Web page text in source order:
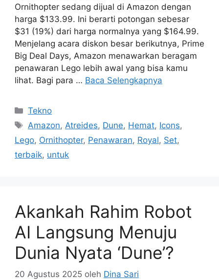
Ornithopter sedang dijual di Amazon dengan
harga $133.99. Ini berarti potongan sebesar
$31 (19%) dari harga normalnya yang $164.99.
Menjelang acara diskon besar berikutnya, Prime
Big Deal Days, Amazon menawarkan beragam
penawaran Lego lebih awal yang bisa kamu
lihat. Bagi para … Baca Selengkapnya
Kategori
Tekno
Tag
Amazon, Atreides, Dune, Hemat, Icons,
Lego, Ornithopter, Penawaran, Royal, Set,
terbaik, untuk
Akankah Rahim Robot
AI Langsung Menuju
Dunia Nyata ‘Dune’?
20 Agustus 2025 oleh Dina Sari